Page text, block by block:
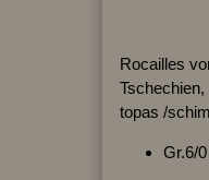
Rocailles
Tschechien,
topas /
Gr.6/